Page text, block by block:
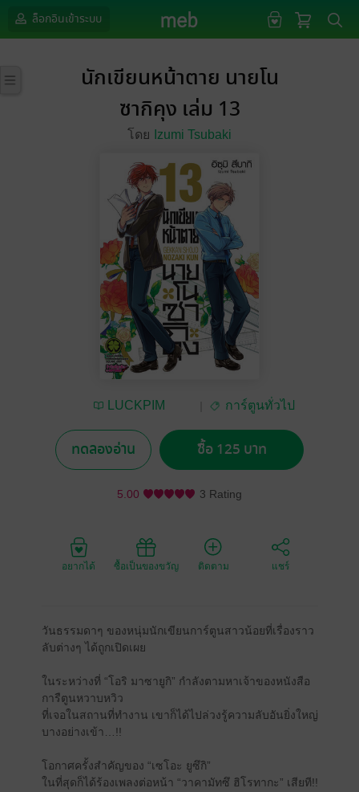
ล็อกอินเข้าระบบ
นักเขียนหน้าตาย นายโน
ซากิคุง เล่ม 13
โดย Izumi Tsubaki
LUCKPIM
การ์ตูนทั่วไป
ทดลองอ่าน ซื้อ 125 บาท
5.00 3 Rating
อยากได้ ซื้อเป็นของขวัญ ติดตาม แชร์
วันธรรมดาๆ ของหนุ่มนักเขียนการ์ตูนสาวน้อยที่เรื่องราว
ลับต่างๆ ได้ถูกเปิดเผย
ในระหว่างที่ “โอริ มาซายูกิ” กำลังตามหาเจ้าของหนังสือ
การืตูนหวาบหวิว
ที่เจอในสถานที่ทำงาน เขาก็ได้ไปล่วงรู้ความลับอันยิ่งใหญ่
บางอย่างเข้า…!!
โอกาศครั้งสำคัญของ “เซโอะ ยูซึกิ”
ในที่สุดก็ได้ร้องเพลงต่อหน้า “วาคามัทซึ ฮิโรทากะ” เสียที!!